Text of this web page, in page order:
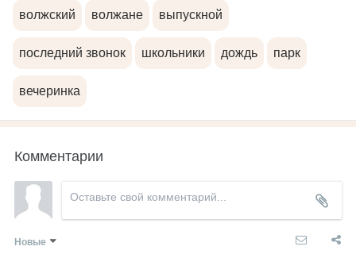
волжский волжане выпускной
последний звонок школьники дождь парк
вечеринка
Комментарии
Новые